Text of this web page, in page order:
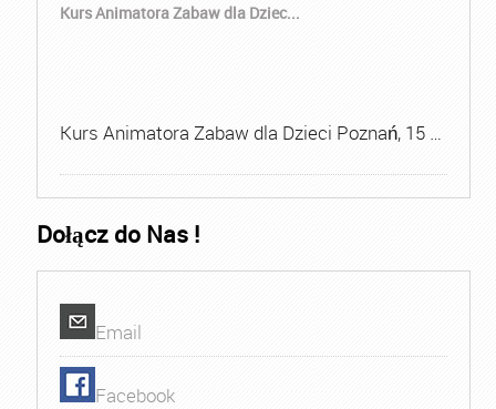
Kurs Animatora Zabaw dla Dziec...
Kurs Animatora Zabaw dla Dzieci Poznań, 15 …
Dołącz do Nas !
Email
Facebook